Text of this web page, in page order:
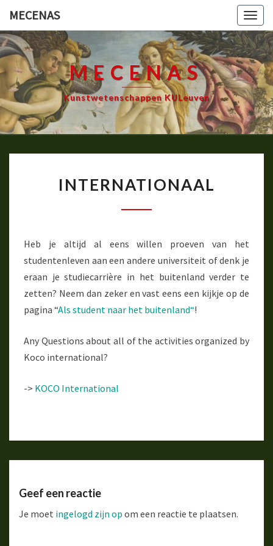
de
content
MECENAS
MECENAS
Kunstwetenschappen KULeuven
INTERNATIONAAL
Heb je altijd al eens willen proeven van het
studentenleven aan een andere universiteit of denk je
eraan je studiecarrière in het buitenland verder te
zetten? Neem dan zeker en vast eens een kijkje op de
pagina “Als student naar het buitenland“!
Any Questions about all of the activities organized by
Koco international?
-> KOCO International
Geef een reactie
Je moet ingelogd zijn op om een reactie te plaatsen.